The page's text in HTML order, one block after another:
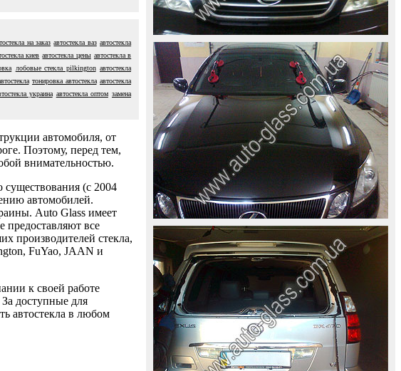
на заказ автостекла ваз автостекла
киев автостекла цены автостекла в
лобовые стекла pilkington автостекла
тонировка автостекла автостекла
украина автостекла оптом замена
автомобиля, от
Поэтому, перед тем,
внимательностью.
существования (с 2004
автомобилей.
Auto Glass имеет
все
производителей стекла,
FuYao, JAAN и
к своей работе
доступные для
автостекла в любом